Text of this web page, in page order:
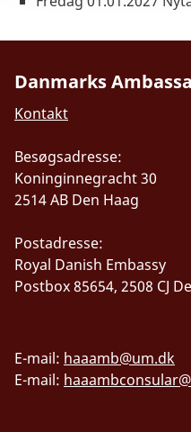
Danmarks
Kontakt
Besøgsadresse:
Koninginnegracht 30
2514 AB Den Haag
Postadresse:
Royal Danish Embassy
Postbox 85654, 2508 CJ
E-mail: haaamb@um.dk
E-mail: